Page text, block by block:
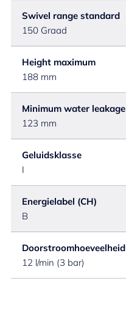
Swivel range standard
150 Graad
Height maximum
188 mm
Minimum water leakage
123 mm
Geluidsklasse
I
Energielabel (CH)
B
Doorstroomhoeveelheid
12 l/min (3 bar)